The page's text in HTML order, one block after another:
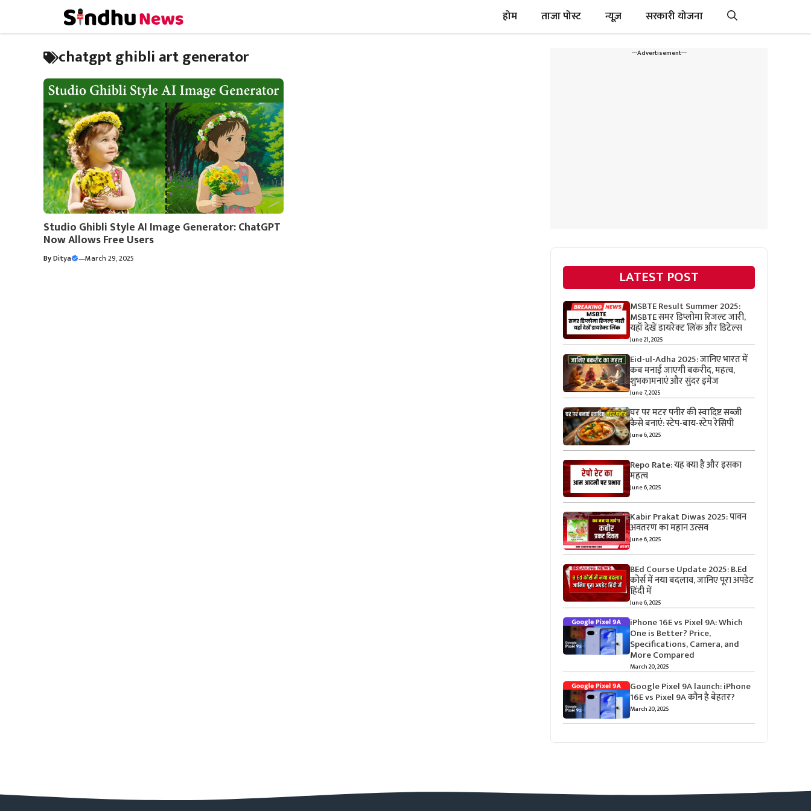
content
होम ताजा पोस्ट न्यूज़ सरकारी योजना
chatgpt ghibli art generator
Studio Ghibli Style AI Image Generator: ChatGPT
Now Allows Free Users
ByDitya —March 29, 2025
---Advertisement---
LATEST POST
MSBTE Result Summer 2025:
MSBTE समर डिप्लोमा रिजल्ट जारी,
यहाँ देखें डायरेक्ट लिंक और डिटेल्स
June 21, 2025
Eid-ul-Adha 2025: जानिए भारत में
कब मनाई जाएगी बकरीद, महत्व,
शुभकामनाएं और सुंदर इमेज
June 7, 2025
घर पर मटर पनीर की स्वादिष्ट सब्जी
कैसे बनाएं: स्टेप-बाय-स्टेप रेसिपी
June 6, 2025
Repo Rate: यह क्या है और इसका
महत्व
June 6, 2025
Kabir Prakat Diwas 2025: पावन
अवतरण का महान उत्सव
June 6, 2025
BEd Course Update 2025: B.Ed
कोर्स में नया बदलाव, जानिए पूरा अपडेट
हिंदी में
June 6, 2025
iPhone 16E vs Pixel 9A: Which
One is Better? Price,
Specifications, Camera, and
More Compared
March 20, 2025
Google Pixel 9A launch: iPhone
16E vs Pixel 9A कौन है बेहतर?
March 20, 2025